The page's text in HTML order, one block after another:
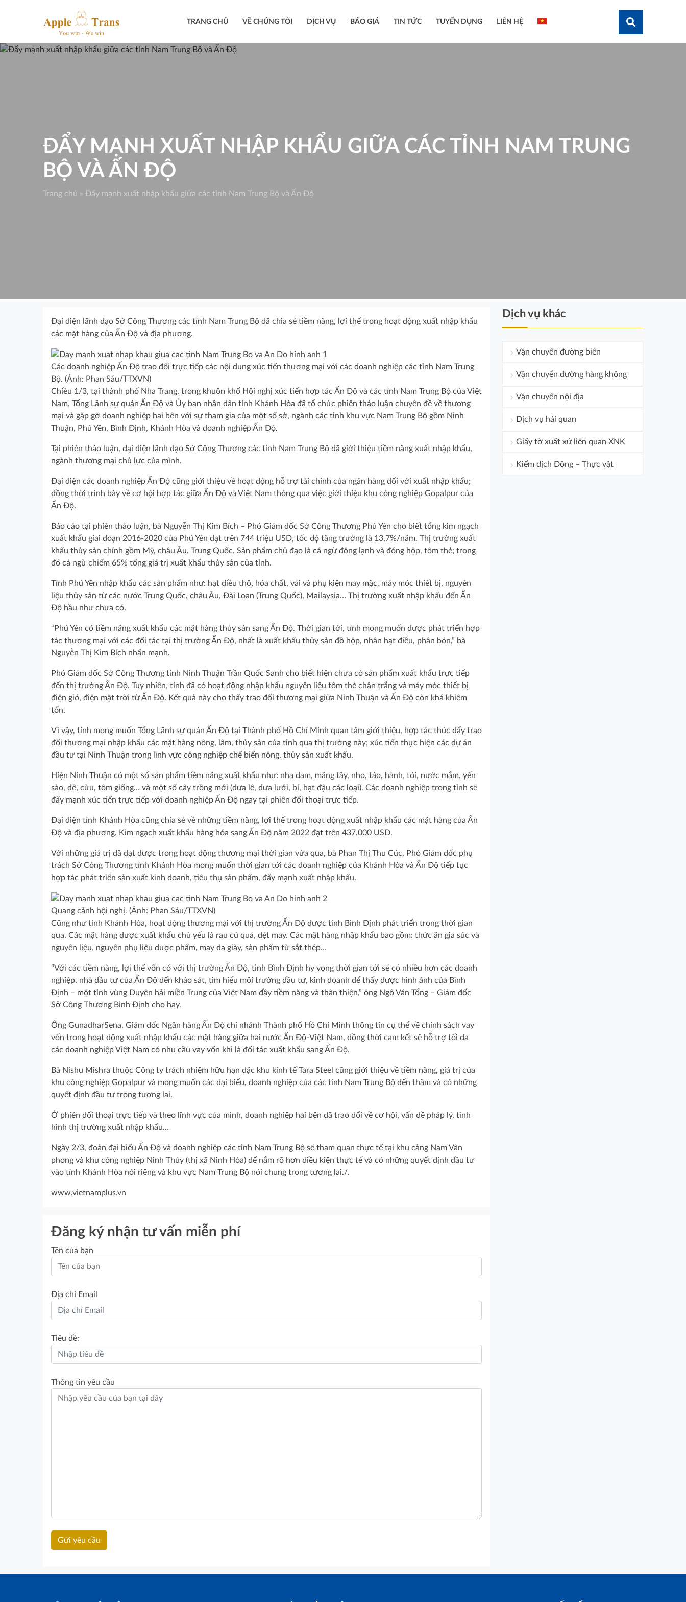
TRANG CHỦ VỀ CHÚNG TÔI DỊCH VỤ BÁO GIÁ TIN TỨC TUYỂN DỤNG LIÊN HỆ
ĐẨY MẠNH XUẤT NHẬP KHẨU GIỮA CÁC TỈNH NAM TRUNG
BỘ VÀ ẤN ĐỘ
Trang chủ » Đẩy mạnh xuất nhập khẩu giữa các tỉnh Nam Trung Bộ và Ấn Độ
Đại diện lãnh đạo Sở Công Thương các tỉnh Nam Trung Bộ đã chia sẻ tiềm năng, lợi thế trong hoạt động xuất nhập khẩu
các mặt hàng của Ấn Độ và địa phương.
Các doanh nghiệp Ấn Độ trao đổi trực tiếp các nội dung xúc tiến thương mại với các doanh nghiệp các tỉnh Nam Trung
Bộ. (Ảnh: Phan Sáu/TTXVN)
Chiều 1/3, tại thành phố Nha Trang, trong khuôn khổ Hội nghị xúc tiến hợp tác Ấn Độ và các tỉnh Nam Trung Bộ của Việt
Nam, Tổng Lãnh sự quán Ấn Độ và Ủy ban nhân dân tỉnh Khánh Hòa đã tổ chức phiên thảo luận chuyên đề về thương
mại và gặp gỡ doanh nghiệp hai bên với sự tham gia của một số sở, ngành các tỉnh khu vực Nam Trung Bộ gồm Ninh
Thuận, Phú Yên, Bình Định, Khánh Hòa và doanh nghiệp Ấn Độ.
Tại phiên thảo luận, đại diện lãnh đạo Sở Công Thương các tỉnh Nam Trung Bộ đã giới thiệu tiềm năng xuất nhập khẩu,
ngành thương mại chủ lực của mình.
Đại diện các doanh nghiệp Ấn Độ cũng giới thiệu về hoạt động hỗ trợ tài chính của ngân hàng đối với xuất nhập khẩu;
đồng thời trình bày về cơ hội hợp tác giữa Ấn Độ và Việt Nam thông qua việc giới thiệu khu công nghiệp Gopalpur của
Ấn Độ.
Báo cáo tại phiên thảo luận, bà Nguyễn Thị Kim Bích – Phó Giám đốc Sở Công Thương Phú Yên cho biết tổng kim ngạch
xuất khẩu giai đoạn 2016-2020 của Phú Yên đạt trên 744 triệu USD, tốc độ tăng trưởng là 13,7%/năm. Thị trường xuất
khẩu thủy sản chính gồm Mỹ, châu Âu, Trung Quốc. Sản phẩm chủ đạo là cá ngừ đông lạnh và đóng hộp, tôm thẻ; trong
đó cá ngừ chiếm 65% tổng giá trị xuất khẩu thủy sản của tỉnh.
Tỉnh Phú Yên nhập khẩu các sản phẩm như: hạt điều thô, hóa chất, vải và phụ kiện may mặc, máy móc thiết bị, nguyên
liệu thủy sản từ các nước Trung Quốc, châu Âu, Đài Loan (Trung Quốc), Mailaysia… Thị trường xuất nhập khẩu đến Ấn
Độ hầu như chưa có.
“Phú Yên có tiềm năng xuất khẩu các mặt hàng thủy sản sang Ấn Độ. Thời gian tới, tỉnh mong muốn được phát triển hợp
tác thương mại với các đối tác tại thị trường Ấn Độ, nhất là xuất khẩu thủy sản đồ hộp, nhân hạt điều, phân bón,” bà
Nguyễn Thị Kim Bích nhấn mạnh.
Phó Giám đốc Sở Công Thương tỉnh Ninh Thuận Trần Quốc Sanh cho biết hiện chưa có sản phẩm xuất khẩu trực tiếp
đến thị trường Ấn Độ. Tuy nhiên, tỉnh đã có hoạt động nhập khẩu nguyên liệu tôm thẻ chân trắng và máy móc thiết bị
điện gió, điện mặt trời từ Ấn Độ. Kết quả này cho thấy trao đổi thương mại giữa Ninh Thuận và Ấn Độ còn khá khiêm
tốn.
Vì vậy, tỉnh mong muốn Tổng Lãnh sự quán Ấn Độ tại Thành phố Hồ Chí Minh quan tâm giới thiệu, hợp tác thúc đẩy trao
đổi thương mại nhập khẩu các mặt hàng nông, lâm, thủy sản của tỉnh qua thị trường này; xúc tiến thực hiện các dự án
đầu tư tại Ninh Thuận trong lĩnh vực công nghiệp chế biến nông, thủy sản xuất khẩu.
Hiện Ninh Thuận có một số sản phẩm tiềm năng xuất khẩu như: nha đam, măng tây, nho, táo, hành, tỏi, nước mắm, yến
sào, dê, cừu, tôm giống… và một số cây trồng mới (dưa lê, dưa lưới, bí, hạt đậu các loại). Các doanh nghiệp trong tỉnh sẽ
đẩy mạnh xúc tiến trực tiếp với doanh nghiệp Ấn Độ ngay tại phiên đối thoại trực tiếp.
Đại diện tỉnh Khánh Hòa cũng chia sẻ về những tiềm năng, lợi thế trong hoạt động xuất nhập khẩu các mặt hàng của Ấn
Độ và địa phương. Kim ngạch xuất khẩu hàng hóa sang Ấn Độ năm 2022 đạt trên 437.000 USD.
Với những giá trị đã đạt được trong hoạt động thương mại thời gian vừa qua, bà Phan Thị Thu Cúc, Phó Giám đốc phụ
trách Sở Công Thương tỉnh Khánh Hòa mong muốn thời gian tới các doanh nghiệp của Khánh Hòa và Ấn Độ tiếp tục
hợp tác phát triển sản xuất kinh doanh, tiêu thụ sản phẩm, đẩy mạnh xuất nhập khẩu.
Quang cảnh hội nghị. (Ảnh: Phan Sáu/TTXVN)
Cũng như tỉnh Khánh Hòa, hoạt động thương mại với thị trường Ấn Độ được tỉnh Bình Định phát triển trong thời gian
qua. Các mặt hàng được xuất khẩu chủ yếu là rau củ quả, dệt may. Các mặt hàng nhập khẩu bao gồm: thức ăn gia súc và
nguyên liệu, nguyên phụ liệu dược phẩm, may da giày, sản phẩm từ sắt thép…
“Với các tiềm năng, lợi thế vốn có với thị trường Ấn Độ, tỉnh Bình Định hy vọng thời gian tới sẽ có nhiều hơn các doanh
nghiệp, nhà đầu tư của Ấn Độ đến khảo sát, tìm hiểu môi trường đầu tư, kinh doanh để thấy được hình ảnh của Bình
Định – một tỉnh vùng Duyên hải miền Trung của Việt Nam đầy tiềm năng và thân thiện,” ông Ngô Văn Tổng – Giám đốc
Sở Công Thương Bình Định cho hay.
Ông GunadharSena, Giám đốc Ngân hàng Ấn Độ chi nhánh Thành phố Hồ Chí Minh thông tin cụ thể về chính sách vay
vốn trong hoạt động xuất nhập khẩu các mặt hàng giữa hai nước Ấn Độ-Việt Nam, đồng thời cam kết sẽ hỗ trợ tối đa
các doanh nghiệp Việt Nam có nhu cầu vay vốn khi là đối tác xuất khẩu sang Ấn Độ.
Bà Nishu Mishra thuộc Công ty trách nhiệm hữu hạn đặc khu kinh tế Tara Steel cũng giới thiệu về tiềm năng, giá trị của
khu công nghiệp Gopalpur và mong muốn các đại biểu, doanh nghiệp của các tỉnh Nam Trung Bộ đến thăm và có những
quyết định đầu tư trong tương lai.
Ở phiên đối thoại trực tiếp và theo lĩnh vực của mình, doanh nghiệp hai bên đã trao đổi về cơ hội, vấn đề pháp lý, tình
hình thị trường xuất nhập khẩu…
Ngày 2/3, đoàn đại biểu Ấn Độ và doanh nghiệp các tỉnh Nam Trung Bộ sẽ tham quan thực tế tại khu cảng Nam Vân
phong và khu công nghiệp Ninh Thủy (thị xã Ninh Hòa) để nắm rõ hơn điều kiện thực tế và có những quyết định đầu tư
vào tỉnh Khánh Hòa nói riêng và khu vực Nam Trung Bộ nói chung trong tương lai./.
www.vietnamplus.vn
Đăng ký nhận tư vấn miễn phí
Tên của bạn
Địa chỉ Email
Tiêu đề:
Thông tin yêu cầu
Dịch vụ khác
Vận chuyển đường biển
Vận chuyển đường hàng không
Vận chuyển nội địa
Dịch vụ hải quan
Giấy tờ xuất xứ liên quan XNK
Kiểm dịch Động – Thực vật